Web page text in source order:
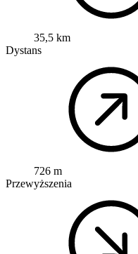
35,5 km
Dystans
726 m
Przewyższenia